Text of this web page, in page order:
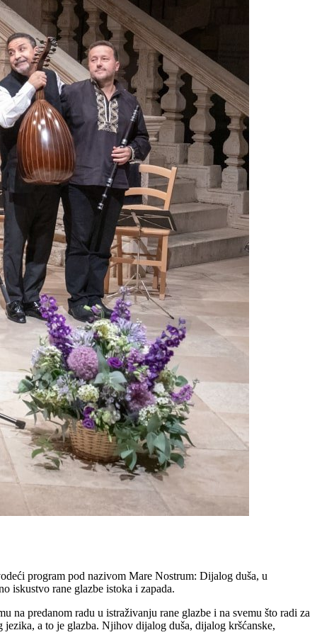
program pod nazivom Mare Nostrum: Dijalog duša, u
iskustvo rane glazbe istoka i zapada.
na predanom radu u istraživanju rane glazbe i na svemu što radi za
a to je glazba. Njihov dijalog duša, dijalog kršćanske,